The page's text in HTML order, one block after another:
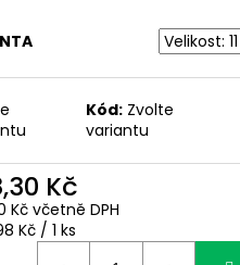
Kód: Zvolte
variantu
Kč
Kč včetně DPH
Kč / 1 ks